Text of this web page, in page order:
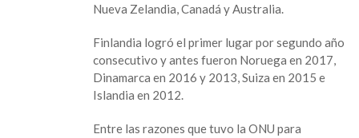
Nueva Zelandia, Canadá y Australia.
Finlandia logró el primer lugar por segundo año
consecutivo y antes fueron Noruega en 2017,
Dinamarca en 2016 y 2013, Suiza en 2015 e
Islandia en 2012.
Entre las razones que tuvo la ONU para